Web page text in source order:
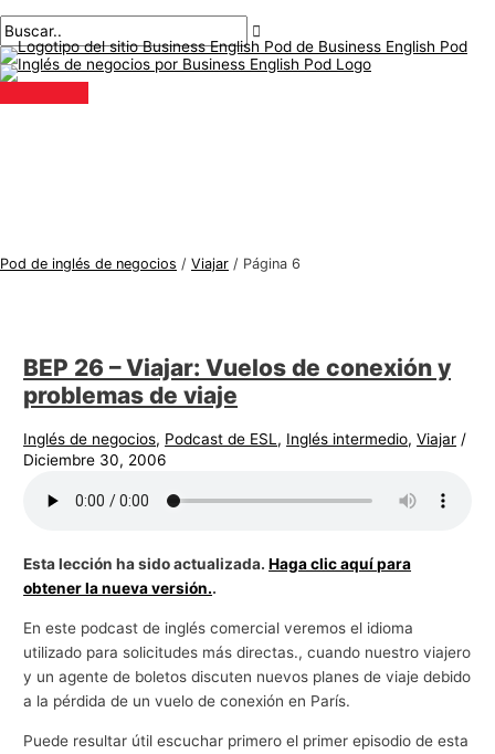
al
contenido
principal
Pod de inglés de negocios / Viajar / Página 6
BEP 26 – Viajar: Vuelos de conexión y
problemas de viaje
Inglés de negocios, Podcast de ESL , Inglés intermedio,Viajar /
Diciembre 30, 2006
Esta lección ha sido actualizada.Haga clic aquí para
obtener la nueva versión..
En este podcast de inglés comercial veremos el idioma
utilizado para solicitudes más directas., cuando nuestro viajero
y un agente de boletos discuten nuevos planes de viaje debido
a la pérdida de un vuelo de conexión en París.
Puede resultar útil escuchar primero el primer episodio de esta
de
publicaciones
T
e
m
a
s
d
e
n
s
B
u
s
c